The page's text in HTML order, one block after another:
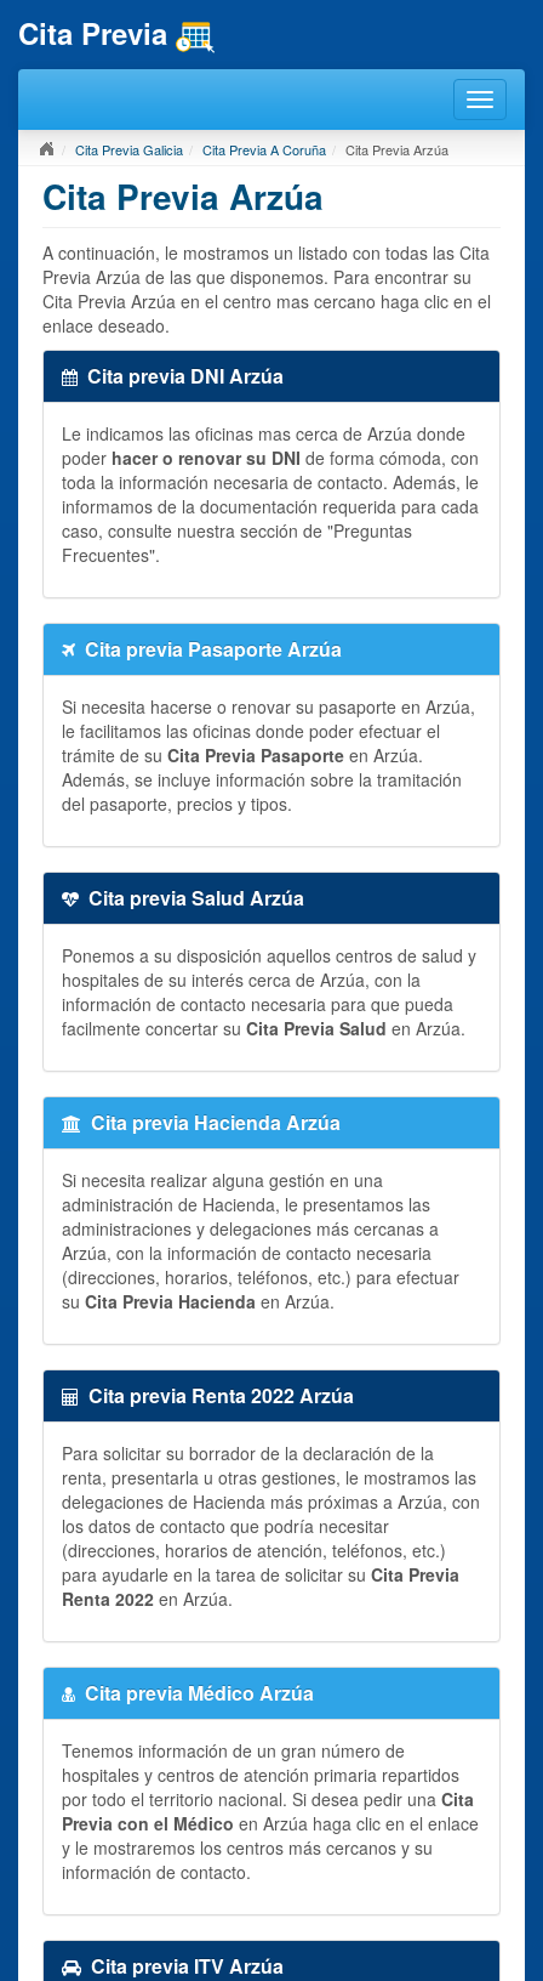
Cita Previa
Cita Previa Galicia Cita Previa A Coruña Cita Previa Arzúa
Cita Previa Arzúa
A continuación, le mostramos un listado con todas las Cita
Previa Arzúa de las que disponemos. Para encontrar su
Cita Previa Arzúa en el centro mas cercano haga clic en el
enlace deseado.
Cita previa DNI Arzúa
Le indicamos las oficinas mas cerca de Arzúa donde
poder hacer o renovar su DNI de forma cómoda, con
toda la información necesaria de contacto. Además, le
informamos de la documentación requerida para cada
caso, consulte nuestra sección de "Preguntas
Frecuentes".
Cita previa Pasaporte Arzúa
Si necesita hacerse o renovar su pasaporte en Arzúa,
le facilitamos las oficinas donde poder efectuar el
trámite de su Cita Previa Pasaporte en Arzúa.
Además, se incluye información sobre la tramitación
del pasaporte, precios y tipos.
Cita previa Salud Arzúa
Ponemos a su disposición aquellos centros de salud y
hospitales de su interés cerca de Arzúa, con la
información de contacto necesaria para que pueda
facilmente concertar su Cita Previa Salud en Arzúa.
Cita previa Hacienda Arzúa
Si necesita realizar alguna gestión en una
administración de Hacienda, le presentamos las
administraciones y delegaciones más cercanas a
Arzúa, con la información de contacto necesaria
(direcciones, horarios, teléfonos, etc.) para efectuar
su Cita Previa Hacienda en Arzúa.
Cita previa Renta 2022 Arzúa
Para solicitar su borrador de la declaración de la
renta, presentarla u otras gestiones, le mostramos las
delegaciones de Hacienda más próximas a Arzúa, con
los datos de contacto que podría necesitar
(direcciones, horarios de atención, teléfonos, etc.)
para ayudarle en la tarea de solicitar su Cita Previa
Renta 2022 en Arzúa.
Cita previa Médico Arzúa
Tenemos información de un gran número de
hospitales y centros de atención primaria repartidos
por todo el territorio nacional. Si desea pedir una Cita
Previa con el Médico en Arzúa haga clic en el enlace
y le mostraremos los centros más cercanos y su
información de contacto.
Cita previa ITV Arzúa